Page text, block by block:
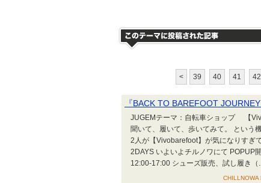
< 39 40 41 42
『BACK TO BAREFOOT
JUGEMテーマ：自転車ショップ 【
聞いて、履いて、歩いてみて。 という
2人が【Vivobarefoot】が気になりすぎ
2DAYS いよいよチルノワにて
12:00-17:00 シューズ販売、試し履き（